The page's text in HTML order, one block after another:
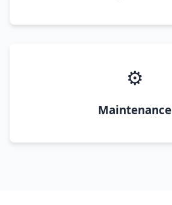
⚙️
Maintenance